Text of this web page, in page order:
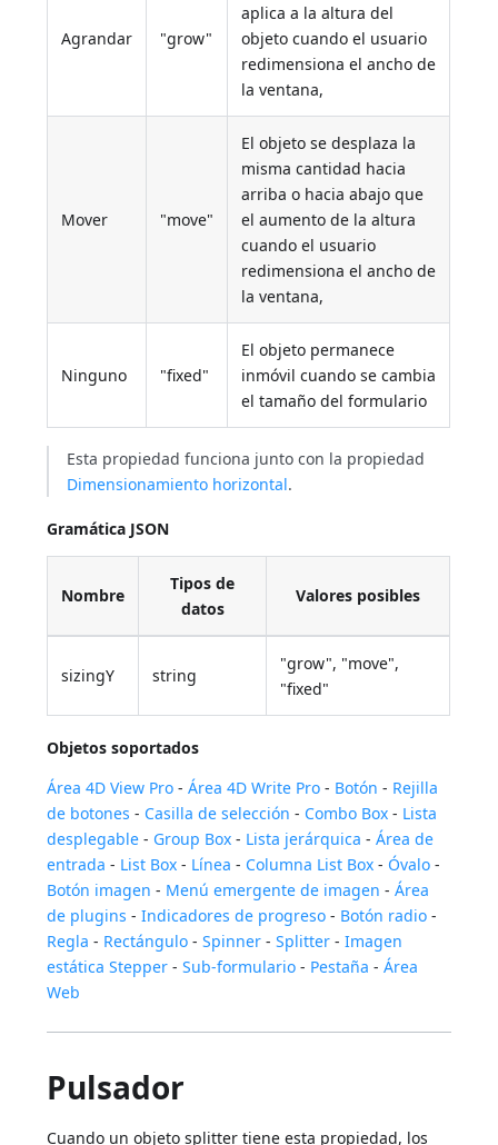
Agrandar "grow"
aplica a la altura del
objeto cuando el usuario
redimensiona el ancho de
la ventana,
Mover "move"
El objeto se desplaza la
misma cantidad hacia
arriba o hacia abajo que
el aumento de la altura
cuando el usuario
redimensiona el ancho de
la ventana,
Ninguno "fixed"
El objeto permanece
inmóvil cuando se cambia
el tamaño del formulario
Esta propiedad funciona junto con la propiedad
Dimensionamiento horizontal.
Gramática JSON
Nombre
Tipos de
datos
Valores posibles
sizingY string
"grow", "move",
"fixed"
Objetos soportados
Área 4D View Pro -Área 4D Write Pro - Botón - Rejilla
de botones - Casilla de selección - Combo Box - Lista
desplegable - Group Box - Lista jerárquica -Área de
entrada - List Box - Línea - Columna List Box - Óvalo -
Botón imagen - Menú emergente de imagen -Área
de plugins -Indicadores de progreso - Botón radio -
Regla - Rectángulo -Spinner -Splitter -Imagen
estática Stepper -Sub-formulario - Pestaña -Área
Web
Pulsador
Cuando un objeto splitter tiene esta propiedad, los